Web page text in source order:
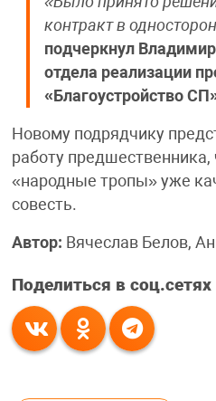
контракт в
подчеркнул
отдела реализации
«Благоустройство
Новому подрядчику
работу предшественника,
«народные тропы» уже
совесть.
Автор: Вячеслав Белов,
Поделиться в соц.сетях